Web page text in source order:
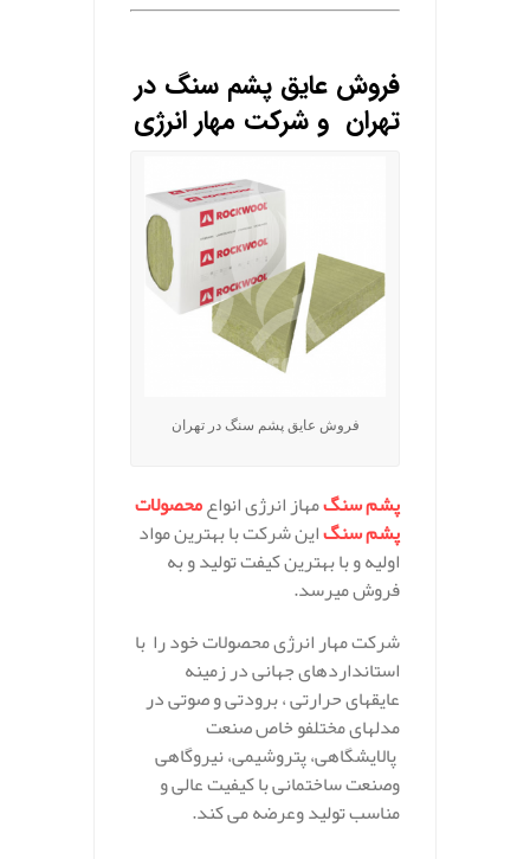
فروش عایق پشم سنگ در
تهران و شرکت مهار انرژی
فروش عایق پشم سنگ در تهران
پشمسنگمهاز انرژی انواعمحصولات
پشمسنگاین شرکت با بهترین مواد
اولیه و با بهترین کیفت تولید و به
فروش میرسد.
شرکت مهار انرژی محصولات خود را با
استانداردهایجهانیدرزمینه
عایقهایحرارتی ،برودتیوصوتیدر
مدلهایمختلفو خاص صنعت
پالایشگاهی،پتروشیمی،نیروگاهی
وصنعتساختمانیباکیفیتعالی و
مناسبتولیدوعرضهمی کند.